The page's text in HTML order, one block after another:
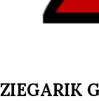
ZIEGARIK